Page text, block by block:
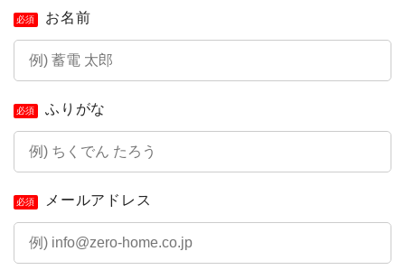
必須 お名前
必須 ふりがな
必須 メールアドレス